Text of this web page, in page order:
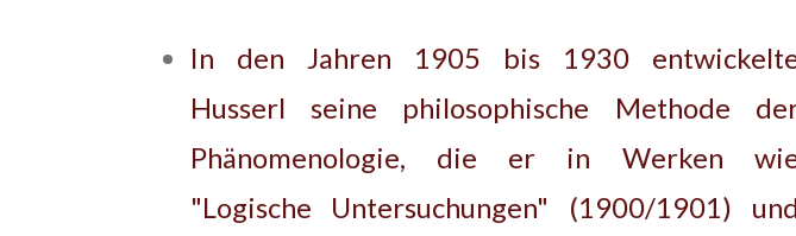
In den Jahren 1905 bis 1930
Husserl seine philosophische Methode
Phänomenologie, die er in Werken
"Logische Untersuchungen" (1900/1901) und